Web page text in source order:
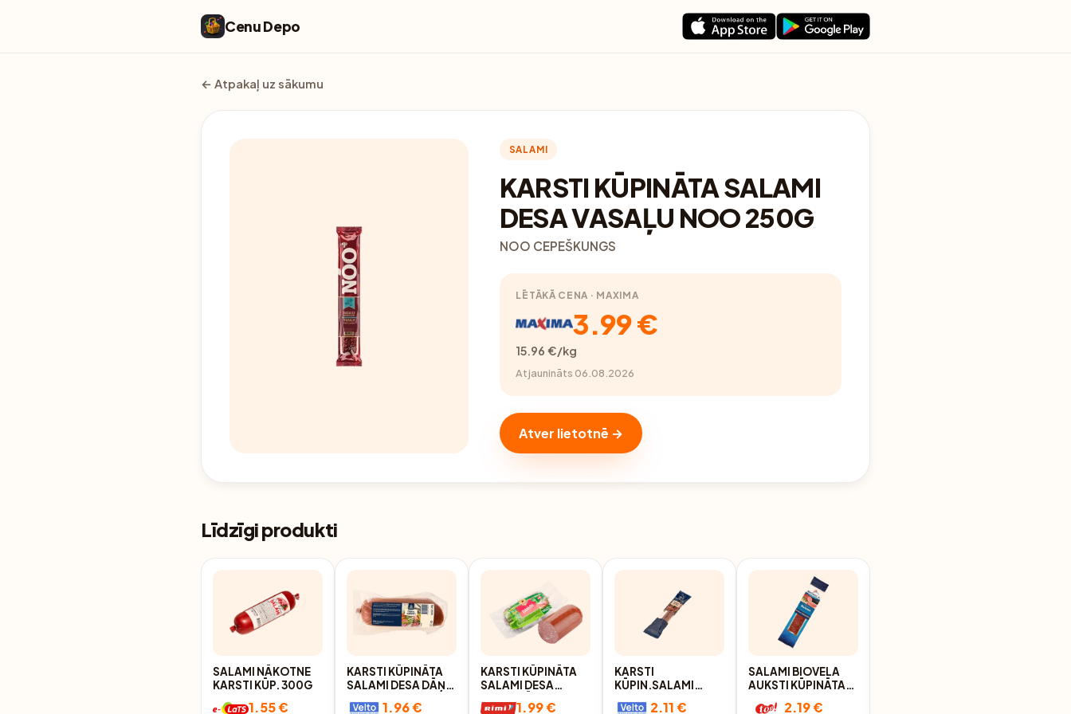
Cenu Depo
← Atpakaļ uz sākumu
SALAMI
KARSTI KŪPINĀTA SALAMI
DESA VASAĻU NOO 250G
NOO CEPEŠKUNGS
LĒTĀKĀ CENA · MAXIMA
3.99 €
15.96 €/kg
Atjaunināts 06.08.2026
Atver lietotnē →
Līdzīgi produkti
SALAMI NĀKOTNE
KARSTI KŪP. 300G
1.55 €
KARSTI KŪPINĀTA
SALAMI DESA DĀŅU
1.96 €
KARSTI KŪPINĀTA
SALAMI DESA
1.99 €
KARSTI
KŪPIN.SALAMI
2.11 €
SALAMI BIOVELA
AUKSTI KŪPINĀTA
2.19 €